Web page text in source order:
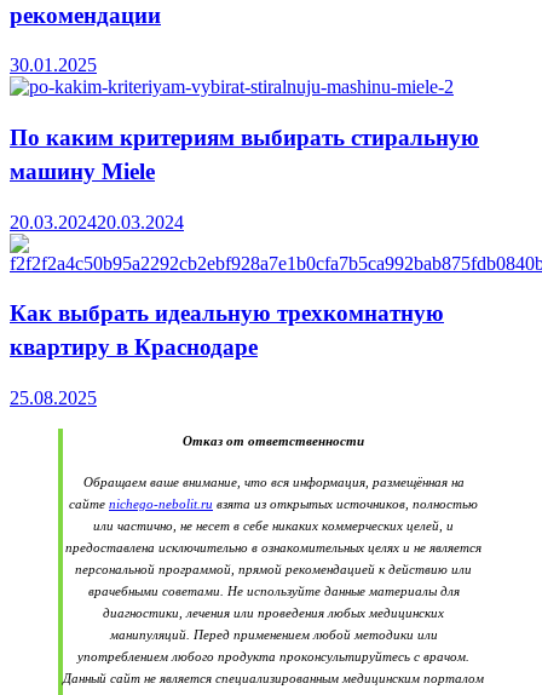
рекомендации
30.01.2025
По каким критериям выбирать стиральную
машину Miele
20.03.202420.03.2024
Как выбрать идеальную трехкомнатную
квартиру в Краснодаре
25.08.2025
Отказ от ответственности
Обращаем ваше внимание, что вся информация, размещённая на
сайте nichego-nebolit.ru взята из открытых источников, полностью
или частично, не несет в себе никаких коммерческих целей, и
предоставлена исключительно в ознакомительных целях и не является
персональной программой, прямой рекомендацией к действию или
врачебными советами. Не используйте данные материалы для
диагностики, лечения или проведения любых медицинских
манипуляций. Перед применением любой методики или
употреблением любого продукта проконсультируйтесь с врачом.
Данный сайт не является специализированным медицинским порталом